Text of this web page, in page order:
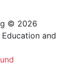
© 2026
Education and